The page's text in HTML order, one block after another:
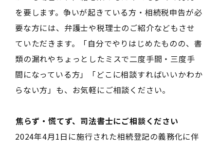
を要します。争いが起きている方・相続税申告が必
要な方には、弁護士や税理士のご紹介などもさせ
ていただきます。「自分でやりはじめたものの、書
類の漏れやちょっとしたミスで二度手間・三度手
間になっている方」「どこに相談すればいいかわか
らない方」も、お気軽にご相談ください。
――焦らず・慌てず、司法書士にご相談ください――
2024年4月1日に施行された相続登記の義務化に伴